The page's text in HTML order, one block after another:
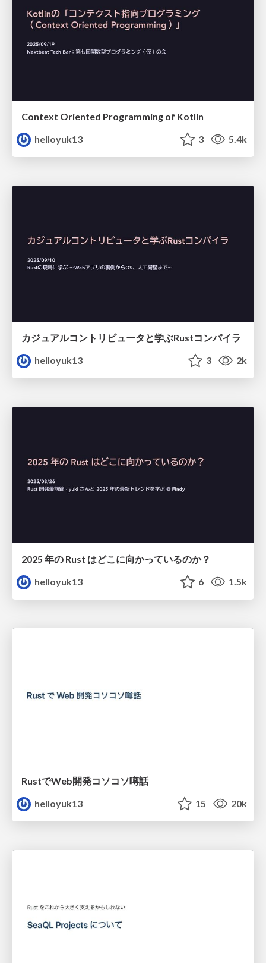
Context Oriented Programming of Kotlin
helloyuk13
3 5.4k
カジュアルコントリビュータと学ぶRustコンパイラ
helloyuk13
3 2k
2025 年の Rust はどこに向かっているのか？
helloyuk13
6 1.5k
RustでWeb開発コソコソ噂話
helloyuk13
15 20k